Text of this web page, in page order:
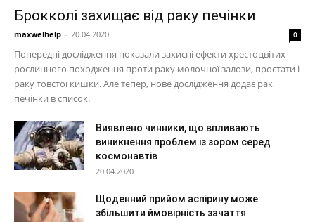
Брокколі захищає від раку печінки
maxwelhelp - 20.04.2020 0
Попередні дослідження показали захисні ефекти хрестоцвітих
рослинного походження проти раку молочної залози, простати і
раку товстої кишки. Але тепер, нове дослідження додає рак
печінки в список.
Виявлено чинники, що впливають
виникнення проблем із зором серед
космонавтів
20.04.2020
Щоденний прийом аспірину може
збільшити ймовірність зачаття